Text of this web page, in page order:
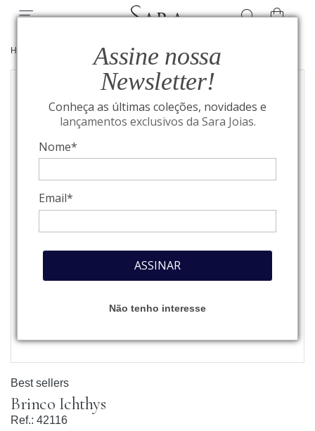
Assine nossa
Newsletter!
Conheça as últimas coleções, novidades e
lançamentos exclusivos da Sara Joias.
Nome*
Email*
ASSINAR
Não tenho interesse
HOME BEST SELLERS
Best sellers
Brinco Ichthys
Ref.: 42116